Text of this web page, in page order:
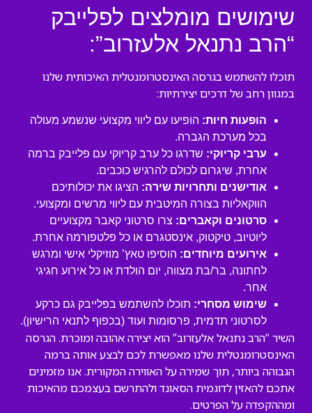
שימושים מומלצים לפלייבק
“הרב נתנאל אלעזרוב”:
תוכלו להשתמש בגרסה האינסטרומנטלית האיכותית שלנו
במגוון רחב של דרכים יצירתיות:
הופעות חיות: הופיעו עם ליווי מקצועי שנשמע מעולה
בכל מערכת הגברה.
ערבי קריוקי: שדרגו כל ערב קריוקי עם פלייבק ברמה
אחרת, שיגרום לכולם להרגיש כוכבים.
אודישנים ותחרויות שירה: הציגו את יכולותיכם
הווקאליות בצורה המיטבית עם ליווי מרשים ומקצועי.
סרטונים וקאברים: צרו סרטוני קאבר מקצועיים
ליוטיוב, טיקטוק, אינסטגרם או כל פלטפורמה אחרת.
אירועים מיוחדים: הוסיפו טאץ’ מוזיקלי אישי ומרגש
לחתונה, בר/בת מצווה, יום הולדת או כל אירוע חגיגי
אחר.
שימוש מסחרי: תוכלו להשתמש בפלייבק גם כרקע
לסרטוני תדמית, פרסומות ועוד (בכפוף לתנאי הרישיון).
השיר “הרב נתנאל אלעזרוב” הוא יצירה אהובה ומוכרת. הגרסה
האינסטרומנטלית שלנו מאפשרת לכם לבצע אותה ברמה
הגבוהה ביותר, תוך שמירה על האווירה המקורית. אנו מזמינים
אתכם להאזין לדוגמית הסאונד ולהתרשם בעצמכם מהאיכות
ומההקפדה על הפרטים.